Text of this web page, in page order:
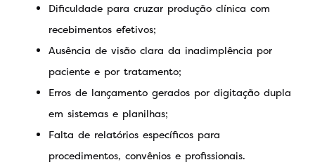
Dificuldade para cruzar produção clínica com
recebimentos efetivos;
Ausência de visão clara da inadimplência por
paciente e por tratamento;
Erros de lançamento gerados por digitação dupla
em sistemas e planilhas;
Falta de relatórios específicos para
procedimentos, convênios e profissionais.